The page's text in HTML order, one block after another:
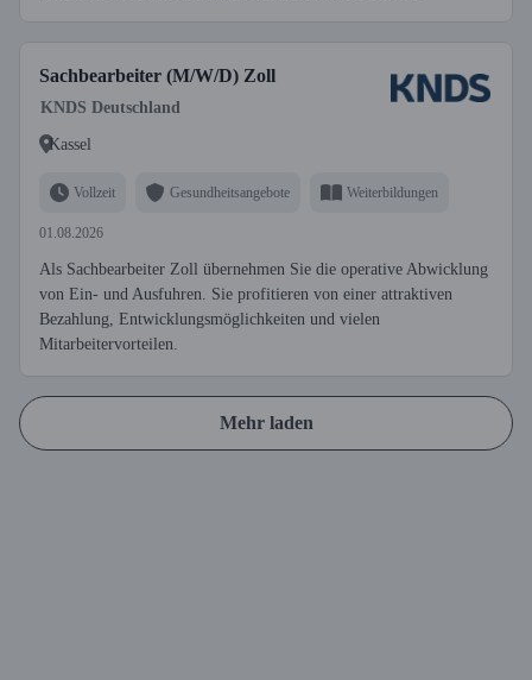
Sachbearbeiter (M/W/D) Zoll
KNDS Deutschland
Kassel
Vollzeit Gesundheitsangebote Weiterbildungen
01.08.2026
Als Sachbearbeiter Zoll übernehmen Sie die operative Abwicklung
von Ein- und Ausfuhren. Sie profitieren von einer attraktiven
Bezahlung, Entwicklungsmöglichkeiten und vielen
Mitarbeitervorteilen.
Mehr laden